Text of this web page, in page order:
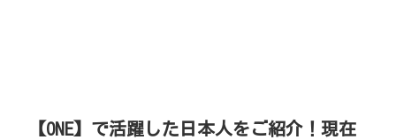
【ONE】で活躍した日本人をご紹介！現在